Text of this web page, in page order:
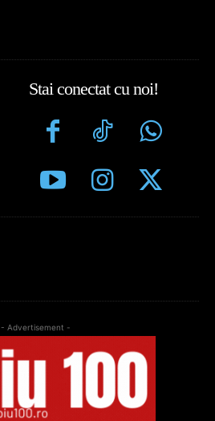
Stai conectat cu noi!
- Advertisement -